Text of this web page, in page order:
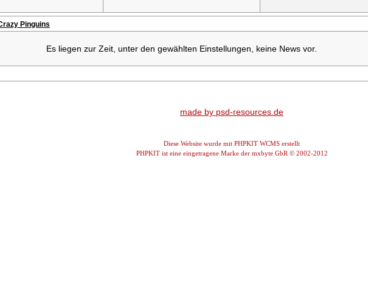
Pinguins
Es liegen zur Zeit, unter den gewählten Einstellungen, keine News vor.
made by psd-resources.de
Diese Website wurde mit PHPKIT WCMS erstellt
PHPKIT ist eine eingetragene Marke der mxbyte GbR © 2002-2012